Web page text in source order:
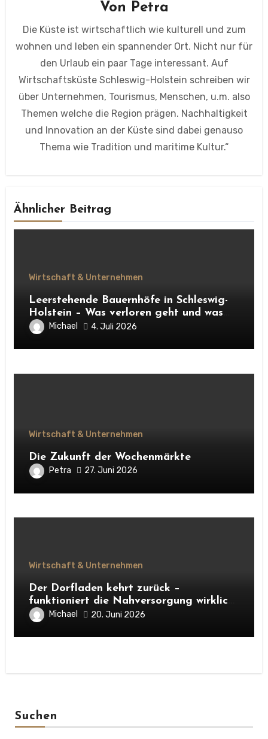
Von Petra
Die Küste ist wirtschaftlich wie kulturell und zum
wohnen und leben ein spannender Ort. Nicht nur für
den Urlaub ein paar Tage interessant. Auf
Wirtschaftsküste Schleswig-Holstein schreiben wir
über Unternehmen, Tourismus, Menschen, u.m. also
Themen welche die Region prägen. Nachhaltigkeit
und Innovation an der Küste sind dabei genauso
Thema wie Tradition und maritime Kultur.“
Ähnlicher Beitrag
Wirtschaft & Unternehmen
Leerstehende Bauernhöfe in Schleswig-
Holstein – Was verloren geht und was
daraus entstehen kann
Michael 4. Juli 2026
Wirtschaft & Unternehmen
Die Zukunft der Wochenmärkte
Petra 27. Juni 2026
Wirtschaft & Unternehmen
Der Dorfladen kehrt zurück –
funktioniert die Nahversorgung wirklich
mit den neuen Dorfläden?
Michael 20. Juni 2026
Suchen